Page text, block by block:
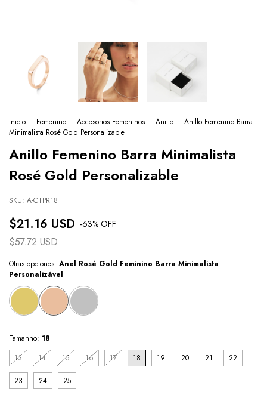
Inicio . Femenino . Accesorios Femeninos . Anillo . Anillo Femenino Barra
Minimalista Rosé Gold Personalizable
Anillo Femenino Barra Minimalista
Rosé Gold Personalizable
SKU: A-CTPR18
$21.16 USD -63% OFF
$57.72 USD
Otras opciones: Anel Rosé Gold Feminino Barra Minimalista
Personalizável
Tamanho: 18
13
14 15 16 17 18 19 20 21 22
23 24 25